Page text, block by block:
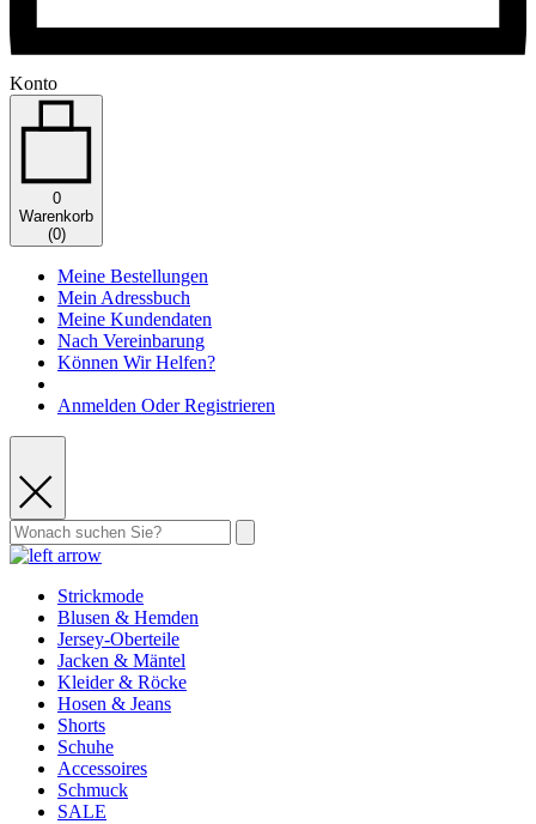
Konto
0
Warenkorb
(0)
Meine Bestellungen
Mein Adressbuch
Meine Kundendaten
Nach Vereinbarung
Können Wir Helfen?
Anmelden Oder Registrieren
Strickmode
Blusen & Hemden
Jersey-Oberteile
Jacken & Mäntel
Kleider & Röcke
Hosen & Jeans
Shorts
Schuhe
Accessoires
Schmuck
SALE